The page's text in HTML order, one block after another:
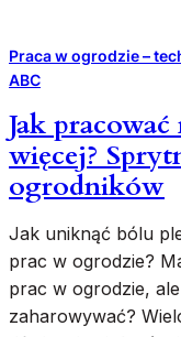
n
s
t
e
g
l
e
i
Praca w ogrodzie –
ABC
Jak
więcej?
ogrodników
Jak uniknąć bólu
prac w ogrodzie?
prac w ogrodzie,
zaharowywać?